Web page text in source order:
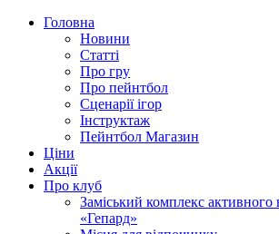
Головна
Новини
Статті
Про гру
Про пейнтбол
Сценарії ігор
Інструктаж
Пейнтбол Магазин
Ціни
Акції
Про клуб
Заміський комплекс активного
«Гепард»